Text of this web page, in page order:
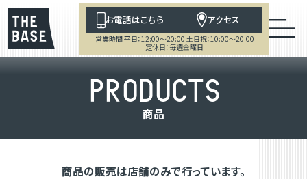
お電話はこちら アクセス
営業時間 平日：12:00～20:00 土日祝：10:00～20:00
定休日：毎週金曜日
PRODUCTS
商品
商品の販売は店舗のみで行っています。